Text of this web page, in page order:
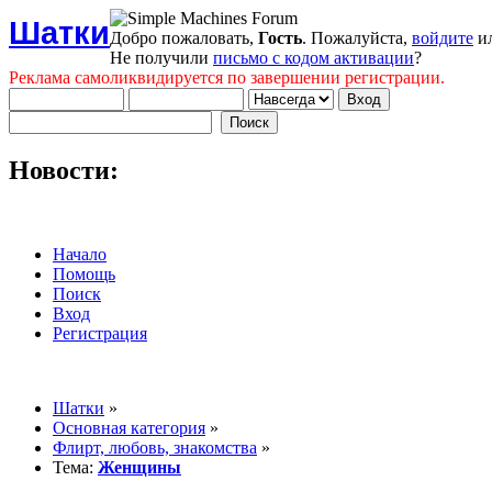
ШаткиДобро пожаловать, Гость. Пожалуйста, войдите
Не получили письмо с кодом активации?
Реклама самоликвидируется по завершении регистрации.
Новости:
Начало
Помощь
Поиск
Вход
Регистрация
Шатки »
Основная категория »
Флирт, любовь, знакомства »
Тема: Женщины